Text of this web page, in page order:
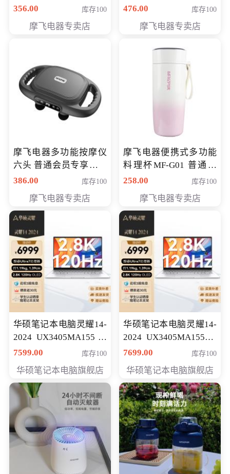
元
356.00 库存100
摩飞电器专卖店
价298元
476.00 库存100
摩飞电器专卖店
摩飞电器多功能按摩仪
六头 普通会员专享价格
199元
386.00 库存100
摩飞电器专卖店
摩飞电器便携式多功能
料理杯MF-G01 普通会
员专享价格118元
258.00 库存100
摩飞电器专卖店
华硕笔记本电脑灵耀14-
2024 UX3405MA155冰
川银 oled 智慧轻薄本 会
7599.00 库存100
华硕笔记本电脑旗舰店
华硕笔记本电脑灵耀14-
2024 UX3405MA155夜
空蓝 oled 智慧轻薄本 会
7699.00 库存100
华硕笔记本电脑旗舰店